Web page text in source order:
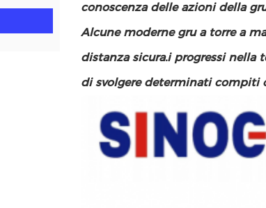
conoscenza delle azioni della
Alcune moderne gru a torre a
distanza sicura.i progressi
di svolgere determinati compiti